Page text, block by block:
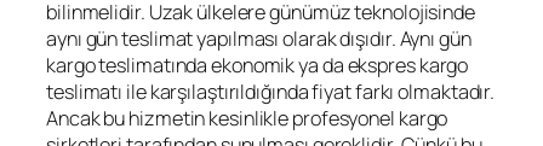
bilinmelidir. Uzak ülkelere günümüz teknolojisinde
aynı gün teslimat yapılması olarak dışıdır. Aynı gün
kargo teslimatında ekonomik ya da ekspres kargo
teslimatı ile karşılaştırıldığında fiyat farkı olmaktadır.
Ancak bu hizmetin kesinlikle profesyonel kargo